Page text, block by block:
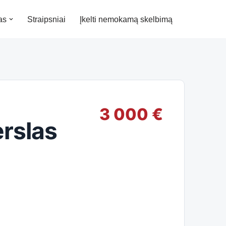
Straipsniai Įkelti nemokamą skelbimą
3 000 €